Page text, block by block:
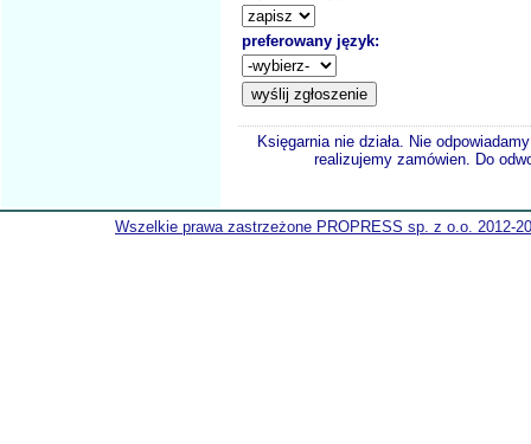
preferowany język:
Księgarnia nie działa. Nie
realizujemy zamówien. Do
Wszelkie prawa zastrzeżone PROPRESS sp. z o.o. 2012-